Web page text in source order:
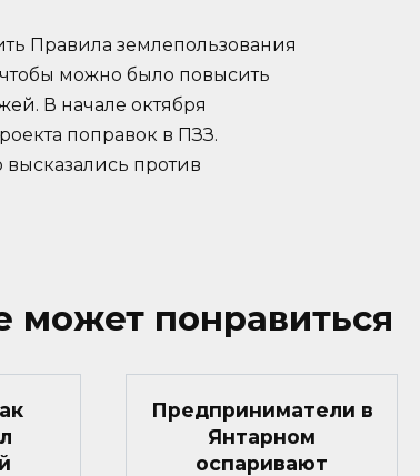
Правила землепользования
можно было повысить
В начале октября
поправок в ПЗЗ.
против
может понравиться
Предприниматели в
Янтарном
оспаривают